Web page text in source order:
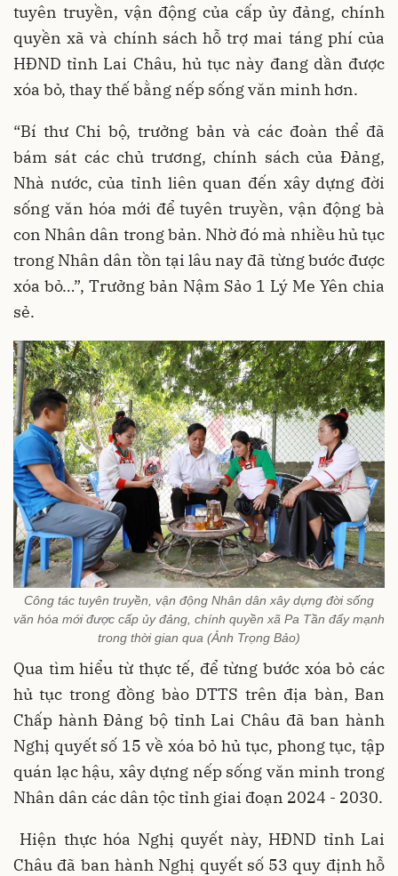
tuyên truyền, vận động của cấp ủy đảng, chính
quyền xã và chính sách hỗ trợ mai táng phí của
HĐND tỉnh Lai Châu, hủ tục này đang dần được
xóa bỏ, thay thế bằng nếp sống văn minh hơn.
“Bí thư Chi bộ, trưởng bản và các đoàn thể đã
bám sát các chủ trương, chính sách của Đảng,
Nhà nước, của tỉnh liên quan đến xây dựng đời
sống văn hóa mới để tuyên truyền, vận động bà
con Nhân dân trong bản. Nhờ đó mà nhiều hủ tục
trong Nhân dân tồn tại lâu nay đã từng bước được
xóa bỏ…”, Trưởng bản Nậm Sảo 1 Lý Me Yên chia
sẻ.
Công tác tuyên truyền, vận động Nhân dân xây dựng đời sống
văn hóa mới được cấp ủy đảng, chính quyền xã Pa Tần đẩy mạnh
trong thời gian qua (Ảnh Trọng Bảo)
Qua tìm hiểu từ thực tế, để từng bước xóa bỏ các
hủ tục trong đồng bào DTTS trên địa bàn, Ban
Chấp hành Đảng bộ tỉnh Lai Châu đã ban hành
Nghị quyết số 15 về xóa bỏ hủ tục, phong tục, tập
quán lạc hậu, xây dựng nếp sống văn minh trong
Nhân dân các dân tộc tỉnh giai đoạn 2024 - 2030.
Hiện thực hóa Nghị quyết này, HĐND tỉnh Lai
Châu đã ban hành Nghị quyết số 53 quy định hỗ